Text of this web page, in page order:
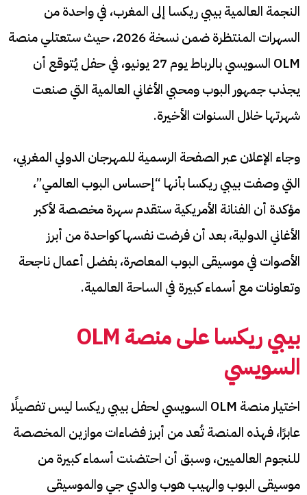
النجمة العالمية بيبي ريكسا إلى المغرب، في واحدة من
السهرات المنتظرة ضمن نسخة 2026، حيث ستعتلي منصة
OLM السويسي بالرباط يوم 27 يونيو، في حفل يُتوقع أن
يجذب جمهور البوب ومحبي الأغاني العالمية التي صنعت
شهرتها خلال السنوات الأخيرة.
وجاء الإعلان عبر الصفحة الرسمية للمهرجان الدولي المغربي،
التي وصفت بيبي ريكسا بأنها “إحساس البوب العالمي”،
مؤكدة أن الفنانة الأمريكية ستقدم سهرة مخصصة لأكبر
الأغاني الدولية، بعد أن فرضت نفسها كواحدة من أبرز
الأصوات في موسيقى البوب المعاصرة، بفضل أعمال ناجحة
وتعاونات مع أسماء كبيرة في الساحة العالمية.
بيبي ريكسا على منصة OLM
السويسي
اختيار منصة OLM السويسي لحفل بيبي ريكسا ليس تفصيلًا
عابرًا، فهذه المنصة تُعد من أبرز فضاءات موازين المخصصة
للنجوم العالميين، وسبق أن احتضنت أسماء كبيرة من
موسيقى البوب والهيب هوب والدي جي والموسيقى